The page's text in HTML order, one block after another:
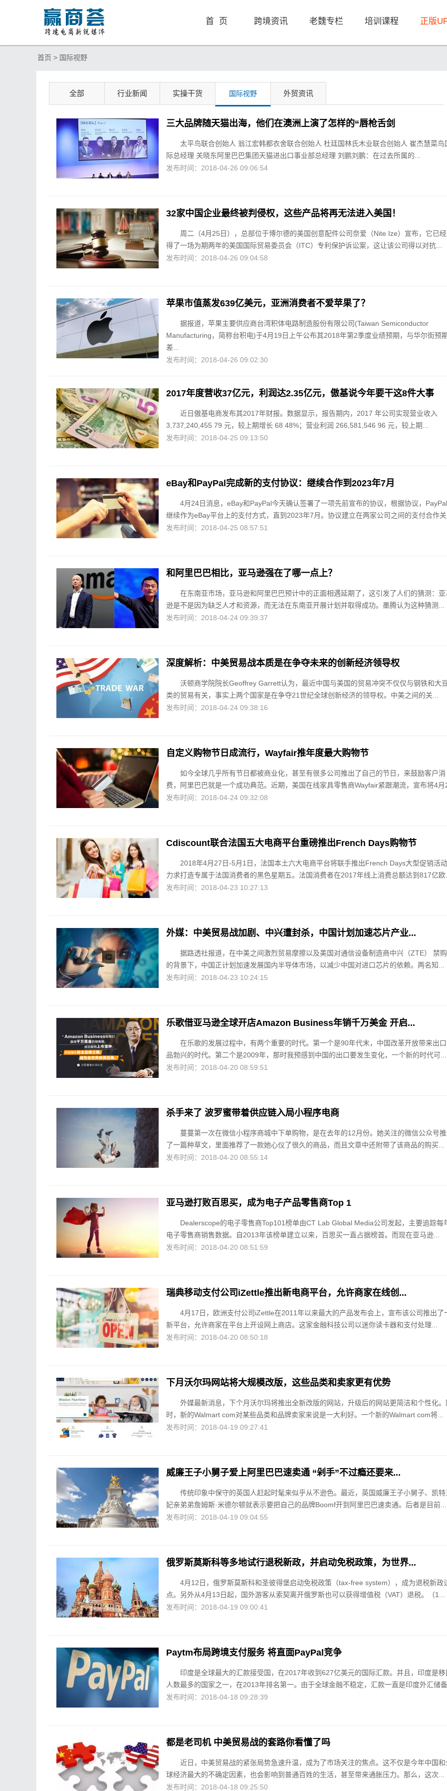
首 页 跨境资讯 老魏专栏 培训课程 正版
首页 > 国际视野
全部 行业新闻 实操干货 国际视野 外贸资讯
三大品牌随天猫出海，他们在澳洲上演了怎样的“唇枪舌剑
太平鸟联合创始人 翁江宏韩都衣舍联合创始人 杜廷国林氏木业联合创始人 崔杰慧菜鸟
际总经理 关晓东阿里巴巴集团天猫进出口事业部总经理 刘鹏刘鹏：在过去所属的...
发布时间：2018-04-26 09:06:54
32家中国企业最终被判侵权，这些产品将再无法进入美国！
周二（4月25日），总部位于博尔德的美国创意配件公司奈爱（Nite Ize）宣布，它已
得了一场为期两年的美国国际贸易委员会（ITC）专利保护诉讼案，这让该公司得以对抗...
发布时间：2018-04-26 09:04:58
苹果市值蒸发639亿美元，亚洲消费者不爱苹果了？
据报道，苹果主要供应商台湾积体电路制造股份有限公司(Taiwan Semiconductor
Manufacturing，简称台积电)于4月19日上午公布其2018年第2季度业绩预期，与华尔街预
差...
发布时间：2018-04-26 09:02:30
2017年度营收37亿元，利润达2.35亿元，傲基说今年要干这8件大事
近日傲基电商发布其2017年财报。数据显示，报告期内，2017 年公司实现营业收入
3,737,240,455 79 元，较上期增长 68 48%；营业利润 266,581,546 96 元，较上期...
发布时间：2018-04-25 09:13:50
eBay和PayPal完成新的支付协议：继续合作到2023年7月
4月24日消息，eBay和PayPal今天确认签署了一项先前宣布的协议，根据协议，
继续作为eBay平台上的支付方式，直到2023年7月。协议建立在两家公司之间的支付合作
发布时间：2018-04-25 08:57:51
和阿里巴巴相比，亚马逊强在了哪一点上？
在东南亚市场，亚马逊和阿里巴巴预计中的正面相遇延期了，这引发了人们的猜测：亚
逊是不是因为缺乏人才和资源，而无法在东南亚开展计划并取得成功。墨腾认为这种猜测...
发布时间：2018-04-24 09:39:37
深度解析：中美贸易战本质是在争夺未来的创新经济领导权
沃顿商学院院长Geoffrey Garrett认为，最近中国与美国的贸易冲突不仅仅与钢铁和大
类的贸易有关，事实上两个国家是在争夺21世纪全球创新经济的领导权。中美之间的关...
发布时间：2018-04-24 09:38:16
自定义购物节日成流行，Wayfair推年度最大购物节
如今全球几乎所有节日都被商业化，甚至有很多公司推出了自己的节日，来鼓励客户消
费，阿里巴巴就是一个成功典范。近期，美国在线家具零售商Wayfair紧跟潮流，宣布将4月
发布时间：2018-04-24 09:32:08
Cdiscount联合法国五大电商平台重磅推出French Days购物节
2018年4月27日-5月1日，法国本土六大电商平台将联手推出French Days大型促销活
力求打造专属于法国消费者的黑色星期五。法国消费者在2017年线上消费总额达到817亿欧
发布时间：2018-04-23 10:27:13
外媒：中美贸易战加剧、中兴遭封杀，中国计划加速芯片产业...
据路透社报道，在中美之间激烈贸易摩擦以及美国对通信设备制造商中兴（ZTE） 禁
的背景下，中国正计划加速发展国内半导体市场，以减少中国对进口芯片的依赖。两名知...
发布时间：2018-04-23 10:24:15
乐歌借亚马逊全球开店Amazon Business年销千万美金 开启...
在乐歌的发展过程中，有两个重要的时代。第一个是90年代末，中国改革开放带来出
品勃兴的时代。第二个是2009年，那时我预感到中国的出口要发生变化，一个新的时代可...
发布时间：2018-04-20 08:59:51
杀手来了 波罗蜜带着供应链入局小程序电商
蔓蔓第一次在微信小程序商城中下单购物，是在去年的12月份。她关注的微信公众号
了一篇种草文，里面推荐了一款她心仪了很久的商品，而且文章中还附带了该商品的购买...
发布时间：2018-04-20 08:55:14
亚马逊打败百思买，成为电子产品零售商Top 1
Dealerscope的电子零售商Top101榜单由CT Lab Global Media公司发起，主要追踪每
电子零售商销售数据。自2013年该榜单建立以来，百思买一直占据榜首。而现在亚马逊...
发布时间：2018-04-20 08:51:59
瑞典移动支付公司iZettle推出新电商平台，允许商家在线创...
4月17日，欧洲支付公司iZettle在2011年以来最大的产品发布会上，宣布该公司推出了
新平台，允许商家在平台上开设网上商店。这家金融科技公司以迷你读卡器和支付处理...
发布时间：2018-04-20 08:50:18
下月沃尔玛网站将大规模改版，这些品类和卖家更有优势
外媒最新消息，下个月沃尔玛将推出全新改版的网站，升级后的网站更简洁和个性化。
时，新的Walmart com对某些品类和品牌卖家来说是一大利好。一个新的Walmart com将...
发布时间：2018-04-19 09:27:41
威廉王子小舅子爱上阿里巴巴速卖通 “剁手”不过瘾还要来...
传统印象中保守的英国人赶起时髦来似乎从不逊色。最近，英国威廉王子小舅子、凯特
妃亲弟弟詹姆斯·米德尔顿就表示要把自己的品牌Boomf开到阿里巴巴速卖通。后者是目前...
发布时间：2018-04-19 09:04:55
俄罗斯莫斯科等多地试行退税新政，并启动免税政策，为世界...
4月12日，俄罗斯莫斯科和圣彼得堡启动免税政策（tax-free system），成为退税新政
点。另外从4月13日起，国外游客从索契离开俄罗斯也可以获得增值税（VAT）退税。（1...
发布时间：2018-04-19 09:00:41
Paytm布局跨境支付服务 将直面PayPal竞争
印度是全球最大的汇款接受国，在2017年收到627亿美元的国际汇款。并且，印度是移
人数最多的国家之一，在2013年排名第一。由于全球金融不稳定，汇款一直是印度外汇储
发布时间：2018-04-18 09:28:39
都是老司机 中美贸易战的套路你看懂了吗
近日，中美贸易战的紧张局势急速升温，成为了市场关注的焦点。这不仅是今年中国和
球经济最大的不确定因素，也会影响到普通百姓的生活，甚至带来通胀压力。那么，这次...
发布时间：2018-04-18 09:25:50